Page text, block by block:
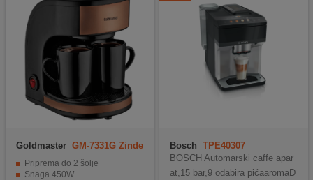
Goldmaster GM-7331G Zinde
Priprema do 2 šolje
Snaga 450W
Bosch TPE40307
BOSCH Automarski caffe apar
at,15 bar,9 odabira pićaaromaD